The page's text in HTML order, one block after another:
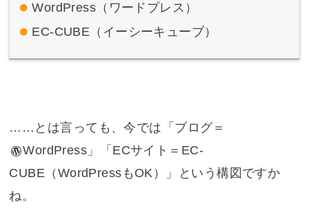
WordPress（ワードプレス）
EC-CUBE（イーシーキューブ）
……とは言っても、今では「ブログ＝
WordPress 」「ECサイト＝EC-
CUBE（WordPressもOK）」という構図ですか
ね。